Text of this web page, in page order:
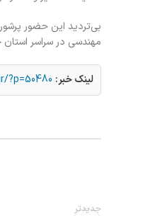
بی‌تردید این حضور
مهندسی در سراسر استان
لینک خبر: ?p=50480
جدیدتر